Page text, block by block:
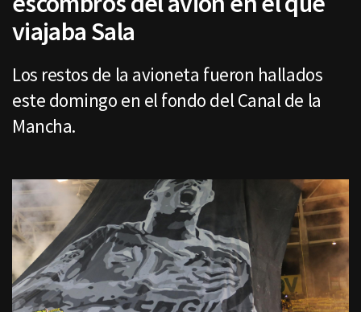
viajaba Sala
Los restos de la avioneta fueron hallados
este domingo en el fondo del Canal de la
Mancha.